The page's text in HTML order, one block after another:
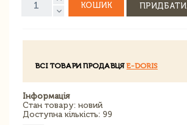
КОШИК ПРИДБАТИ
ВСІ ТОВАРИ ПРОДАВЦЯ E-DORIS
Інформація
Стан товару: новий
Доступна кількість: 99